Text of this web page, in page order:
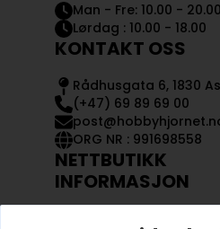
Man - Fre: 10.00 - 20.00
Lørdag : 10.00 - 18.00
KONTAKT OSS
Rådhusgata 6, 1830
(+47) 69 89 69 00
ORG NR : 991698558
NETTBUTIKK
INFORMASJON